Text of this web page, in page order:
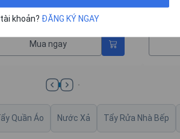
khoản? ĐĂNG KÝ NGAY
Bell Home Xanh Hương Lịch
150G
Mua ngay
học
Quần Áo Nước Xả Tẩy Rửa Nhà Bếp